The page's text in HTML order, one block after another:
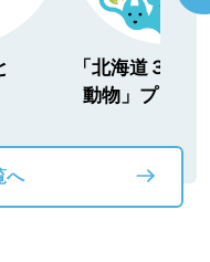
「北海道３大
動物」プロジ
へ